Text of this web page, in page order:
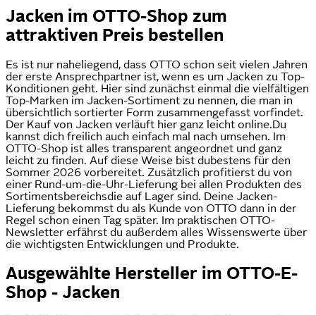
Jacken im OTTO-Shop zum
attraktiven Preis bestellen
Es ist nur naheliegend, dass OTTO schon seit vielen Jahren
der erste Ansprechpartner ist, wenn es um Jacken zu Top-
Konditionen geht. Hier sind zunächst einmal die vielfältigen
Top-Marken im Jacken-Sortiment zu nennen, die man in
übersichtlich sortierter Form zusammengefasst vorfindet.
Der Kauf von Jacken verläuft hier ganz leicht online.Du
kannst dich freilich auch einfach mal nach umsehen. Im
OTTO-Shop ist alles transparent angeordnet und ganz
leicht zu finden. Auf diese Weise bist dubestens für den
Sommer 2026 vorbereitet. Zusätzlich profitierst du von
einer Rund-um-die-Uhr-Lieferung bei allen Produkten des
Sortimentsbereichsdie auf Lager sind. Deine Jacken-
Lieferung bekommst du als Kunde von OTTO dann in der
Regel schon einen Tag später. Im praktischen OTTO-
Newsletter erfährst du außerdem alles Wissenswerte über
die wichtigsten Entwicklungen und Produkte.
Ausgewählte Hersteller im OTTO-E-
Shop - Jacken